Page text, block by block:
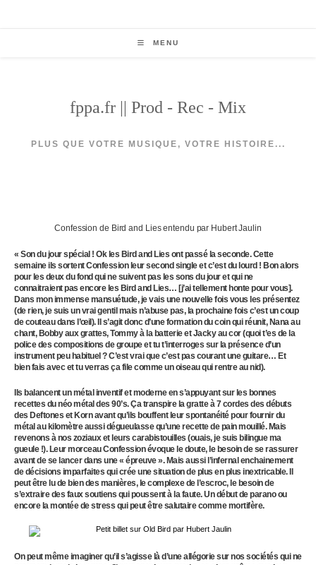
MENU
fppa.fr || Prod - Rec - Mix
PLUS QUE VOTRE MUSIQUE, VOTRE HISTOIRE...
Confession de Bird and Lies entendu par Hubert Jaulin
« Son du jour spécial ! Ok les Bird and Lies ont passé la seconde. Cette
semaine ils sortent Confession leur second single et c’est du lourd ! Bon alors
pour les deux du fond qui ne suivent pas les sons du jour et qui ne
connaitraient pas encore les Bird and Lies… [j’ai tellement honte pour vous].
Dans mon immense mansuétude, je vais une nouvelle fois vous les présentez
(de rien, je suis un vrai gentil mais n’abuse pas, la prochaine fois c’est un coup
de couteau dans l’œil). Il s’agit donc d’une formation du coin qui réunit, Nana au
chant, Bobby aux grattes, Tommy à la batterie et Jacky au cor (quoi t’es de la
police des compositions de groupe et tu t’interroges sur la présence d’un
instrument peu habituel ? C’est vrai que c’est pas courant une guitare… Et
bien fais avec et tu verras ça file comme un oiseau qui rentre au nid).
Ils balancent un métal inventif et moderne en s’appuyant sur les bonnes
recettes du néo métal des 90’s. Ça transpire la gratte à 7 cordes des débuts
des Deftones et Korn avant qu’ils bouffent leur spontanéité pour fournir du
métal au kilomètre aussi dégueulasse qu’une recette de pain mouillé. Mais
revenons à nos zoziaux et leurs carabistouilles (ouais, je suis bilingue ma
gueule !). Leur morceau Confession évoque le doute, le besoin de se rassurer
avant de se lancer dans une « épreuve ». Mais aussi l’infernal enchainement
de décisions imparfaites qui crée une situation de plus en plus inextricable. Il
peut être lu de bien des manières, le complexe de l’escroc, le besoin de
s’extraire des faux soutiens qui poussent à la faute. Un début de parano ou
encore la montée de stress qui peut être salutaire comme mortifère.
On peut même imaginer qu’il s’agisse là d’une allégorie sur nos sociétés qui ne